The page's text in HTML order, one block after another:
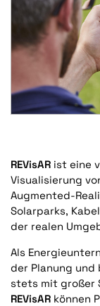
REVisAR ist eine
Visualisierung
Augmented-
Solarparks,
der realen
Als
der Planung und
stets mit großer
REVisAR können